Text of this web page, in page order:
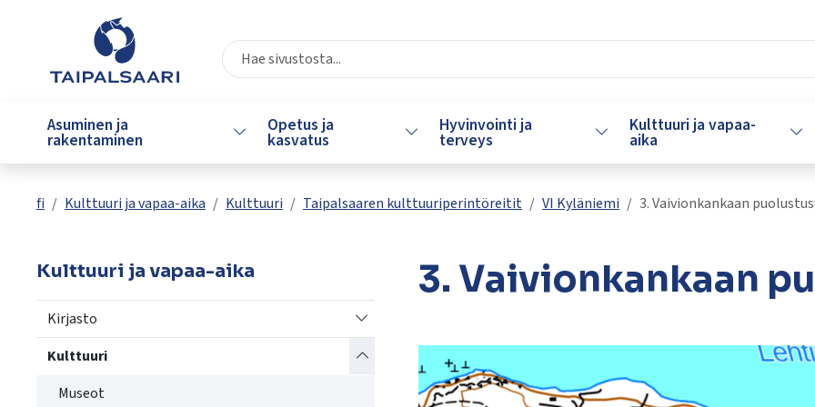
Siirry pääsisältöön
oleva
ja
valittuun
painamalla
Asuminen ja
rakentaminen Vaihda alasvetovalikkoa
Opetus ja
kasvatus Vaihda alasvetovalikkoa
Hyvinvointi ja
terveys Vaihda alasvetovalikkoa
Kulttuuri ja vapaa-
aika
fi Kulttuuri ja vapaa-aika Kulttuuri Taipalsaaren kulttuuriperintöreitit VI Kyläniemi 3. Vaivionkankaan
Kulttuuri ja vapaa-aika
Kirjasto
Vaihda alasvetovalikkoa
Kulttuuri
Vaihda alasvetovalikkoa
Museot
3. Vaivionkankaan